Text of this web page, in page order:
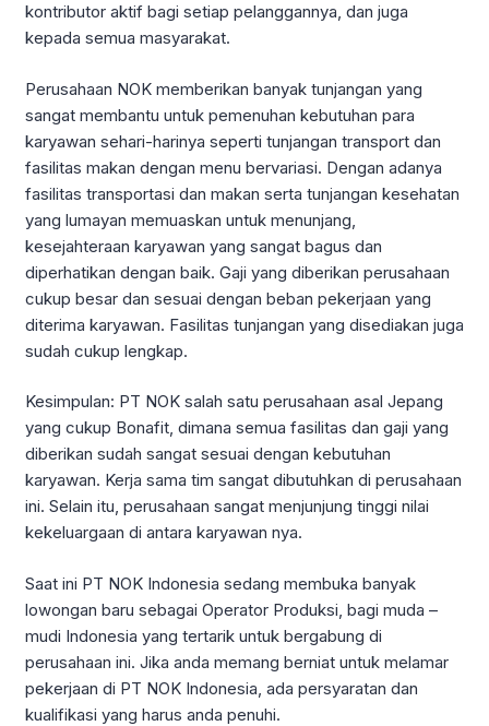
kontributor aktif bagi setiap pelanggannya, dan juga
kepada semua masyarakat.
Perusahaan NOK memberikan banyak tunjangan yang
sangat membantu untuk pemenuhan kebutuhan para
karyawan sehari-harinya seperti tunjangan transport dan
fasilitas makan dengan menu bervariasi. Dengan adanya
fasilitas transportasi dan makan serta tunjangan kesehatan
yang lumayan memuaskan untuk menunjang,
kesejahteraan karyawan yang sangat bagus dan
diperhatikan dengan baik. Gaji yang diberikan perusahaan
cukup besar dan sesuai dengan beban pekerjaan yang
diterima karyawan. Fasilitas tunjangan yang disediakan juga
sudah cukup lengkap.
Kesimpulan: PT NOK salah satu perusahaan asal Jepang
yang cukup Bonafit, dimana semua fasilitas dan gaji yang
diberikan sudah sangat sesuai dengan kebutuhan
karyawan. Kerja sama tim sangat dibutuhkan di perusahaan
ini. Selain itu, perusahaan sangat menjunjung tinggi nilai
kekeluargaan di antara karyawan nya.
Saat ini PT NOK Indonesia sedang membuka banyak
lowongan baru sebagai Operator Produksi, bagi muda –
mudi Indonesia yang tertarik untuk bergabung di
perusahaan ini. Jika anda memang berniat untuk melamar
pekerjaan di PT NOK Indonesia, ada persyaratan dan
kualifikasi yang harus anda penuhi.